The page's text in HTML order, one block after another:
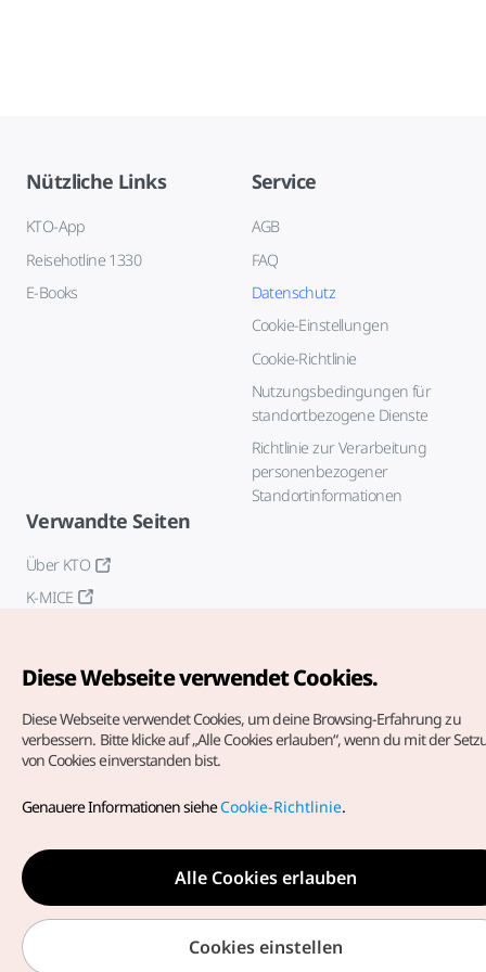
Nützliche Links
KTO-App
Reisehotline 1330
E-Books
Service
AGB
FAQ
Datenschutz
Cookie-Einstellungen
Cookie-Richtlinie
Nutzungsbedingungen für
standortbezogene Dienste
Richtlinie zur Verarbeitung
personenbezogener
Standortinformationen
Verwandte Seiten
Über KTO
K-MICE
vorbehalten.
dieoffizielle E-Mail-Adresse
german@knto.or.kr
Diese Webseite verwendet Cookies.
Diese Webseite verwendet Cookies, um deine Browsing-Erfahrung zu
verbessern. Bitte klicke auf „Alle Cookies erlauben“, wenn du mit der
von Cookies einverstanden bist.
Genauere Informationen sieheCookie-Richtlinie.
Alle Cookies erlauben
Cookies einstellen